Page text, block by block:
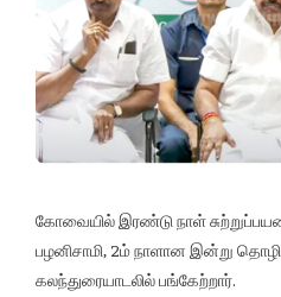
கோவையில் இரண்டு நாள்
பழனிசாமி, 2ம் நாளான இன்று
கலந்துரையாடலில் பங்கேற்றார்.